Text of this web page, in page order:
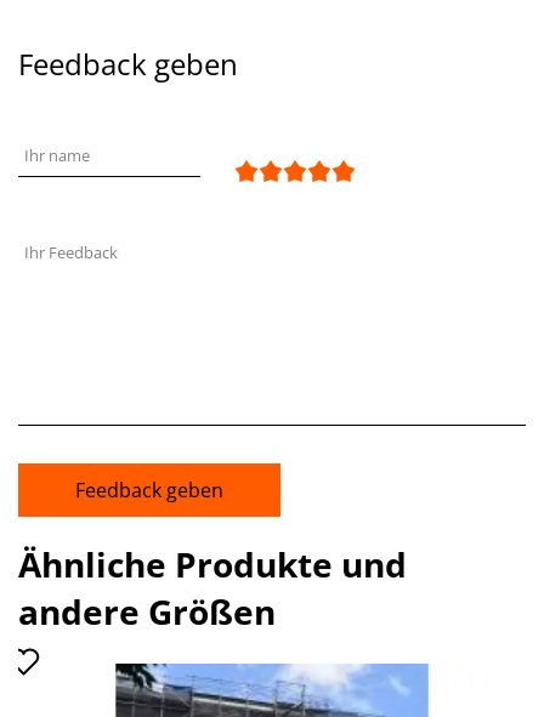
Feedback geben
Ihr name
Ihr Feedback
Feedback geben
Ähnliche Produkte und
andere Größen